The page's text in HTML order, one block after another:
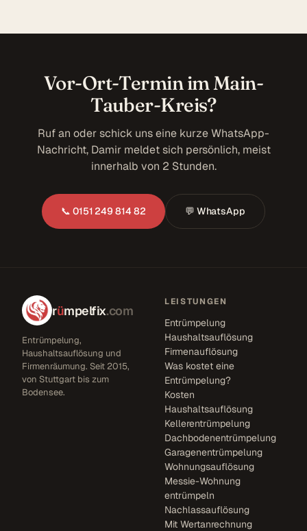
Vor-Ort-Termin im Main-
Tauber-Kreis?
Ruf an oder schick uns eine kurze WhatsApp-
Nachricht, Damir meldet sich persönlich, meist
innerhalb von 2 Stunden.
📞 0151 249 814 82 💬 WhatsApp
rümpelfix.com
Entrümpelung,
Haushaltsauflösung und
Firmenräumung. Seit 2015,
von Stuttgart bis zum
Bodensee.
LEISTUNGEN
Entrümpelung
Haushaltsauflösung
Firmenauflösung
Was kostet eine
Entrümpelung?
Kosten
Haushaltsauflösung
Kellerentrümpelung
Dachbodenentrümpelung
Garagenentrümpelung
Wohnungsauflösung
Messie-Wohnung
entrümpeln
Nachlassauflösung
Mit Wertanrechnung